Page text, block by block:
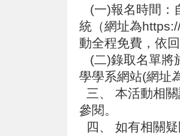
(一)報名時間：
統（網址為
動全程免費，依
(二)錄取名單將
學學系網站(網址
三、 本活動相
參閱。
四、 如有相關